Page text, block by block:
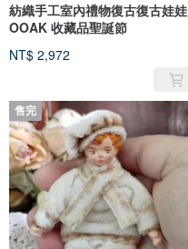
紡織手工室內禮物復古復古娃娃
OOAK 收藏品聖誕節
NT$ 2,972
售完